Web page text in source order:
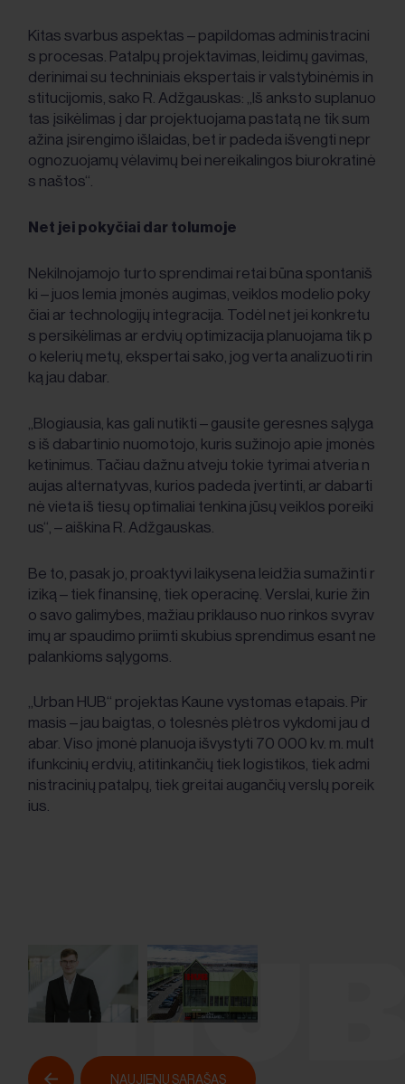
Kitas svarbus aspektas – papildomas administracini
s procesas. Patalpų projektavimas, leidimų gavimas,
derinimai su techniniais ekspertais ir valstybinėmis in
stitucijomis, sako R. Adžgauskas: „Iš anksto suplanuo
tas įsikėlimas į dar projektuojama pastatą ne tik sum
ažina įsirengimo išlaidas, bet ir padeda išvengti nepr
ognozuojamų vėlavimų bei nereikalingos biurokratinė
s naštos“.
Net jei pokyčiai dar tolumoje
Nekilnojamojo turto sprendimai retai būna spontaniš
ki – juos lemia įmonės augimas, veiklos modelio poky
čiai ar technologijų integracija. Todėl net jei konkretu
s persikėlimas ar erdvių optimizacija planuojama tik p
o kelerių metų, ekspertai sako, jog verta analizuoti rin
ką jau dabar.
„Blogiausia, kas gali nutikti – gausite geresnes sąlyga
s iš dabartinio nuomotojo, kuris sužinojo apie įmonės
ketinimus. Tačiau dažnu atveju tokie tyrimai atveria n
aujas alternatyvas, kurios padeda įvertinti, ar dabarti
nė vieta iš tiesų optimaliai tenkina jūsų veiklos poreiki
us“, – aiškina R. Adžgauskas.
Be to, pasak jo, proaktyvi laikysena leidžia sumažinti r
iziką – tiek finansinę, tiek operacinę. Verslai, kurie žin
o savo galimybes, mažiau priklauso nuo rinkos svyrav
imų ar spaudimo priimti skubius sprendimus esant ne
palankioms sąlygoms.
„Urban HUB“ projektas Kaune vystomas etapais. Pir
masis – jau baigtas, o tolesnės plėtros vykdomi jau d
abar. Viso įmonė planuoja išvystyti 70 000 kv. m. mult
ifunkcinių erdvių, atitinkančių tiek logistikos, tiek admi
nistracinių patalpų, tiek greitai augančių verslų poreik
ius.
NAUJIENŲ SĄRAŠAS